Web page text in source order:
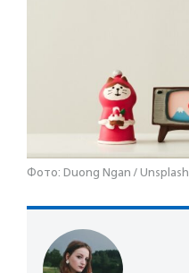
Фото: Duong Ngan / Unsplash